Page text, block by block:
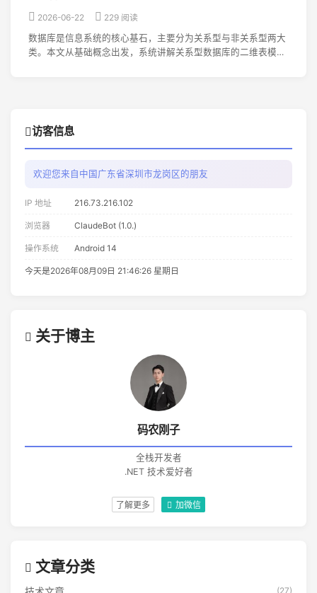
2026-06-22
229 阅读
数据库是信息系统的核心基石，主要分为关系型与非关系型两大
类。本文从基础概念出发，系统讲解关系型数据库的二维表模
访客信息
欢迎您来自中国广东省深圳市龙岗区的朋友
IP 地址 216.73.216.102
浏览器 ClaudeBot (1.0.)
操作系统 Android 14
今天是2026年08月09日 21:46:26 星期日
关于博主
码农刚子
全栈开发者
.NET 技术爱好者
了解更多 加微信
文章分类
(27)